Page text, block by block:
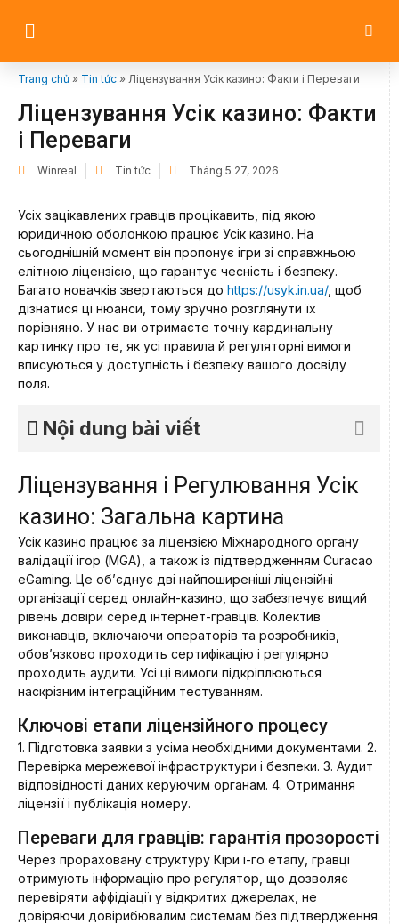
Trang chủ » Tin tức » Ліцензування Усік казино: Факти і Переваги
Ліцензування Усік казино: Факти
і Переваги
Winreal Tin tức Tháng 5 27, 2026
Усіх зацікавлених гравців процікавить, під якою
юридичною оболонкою працює Усік казино. На
сьогоднішній момент він пропонує ігри зі справжньою
елітною ліцензією, що гарантує чесність і безпеку.
Багато новачків звертаються до https://usyk.in.ua/, щоб
дізнатися ці нюанси, тому зручно розглянути їх
порівняно. У нас ви отримаєте точну кардинальну
картинку про те, як усі правила й регуляторні вимоги
вписуються у доступність і безпеку вашого досвіду
поля.
Nội dung bài viết
Ліцензування і Регулювання Усік
казино: Загальна картина
Усік казино працює за ліцензією Міжнародного органу
валідації ігор (MGA), а також із підтвердженням Curacao
eGaming. Це об’єднує дві найпоширеніші ліцензійні
організації серед онлайн-казино, що забезпечує вищий
рівень довіри серед інтернет-гравців. Колектив
виконавців, включаючи операторів та розробників,
обов’язково проходить сертифікацію і регулярно
проходить аудити. Усі ці вимоги підкріплюються
наскрізним інтеграційним тестуванням.
Ключові етапи ліцензійного процесу
1. Підготовка заявки з усіма необхідними документами. 2.
Перевірка мережевої інфраструктури і безпеки. 3. Аудит
відповідності даних керуючим органам. 4. Отримання
ліцензії і публікація номеру.
Переваги для гравців: гарантія прозорості
Через прораховану структуру Кіри i-го етапу, гравці
отримують інформацію про регулятор, що дозволяє
перевіряти аффідіації у відкритих джерелах, не
довіряючи довірибювалим системам без підтвердження.